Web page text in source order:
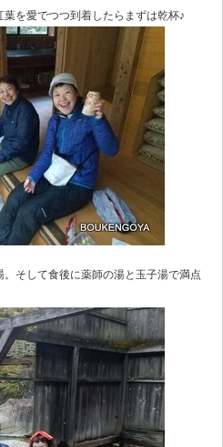
を愛でつつ到着したらまずは乾杯♪
そして食後に薬師の湯と玉子湯で満点